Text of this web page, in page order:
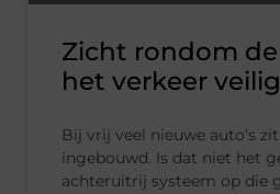
Zicht rondom
het verkeer veilig
Bij vrij veel nieuwe auto’s
ingebouwd. Is dat niet het
achteruitrij systeem op die